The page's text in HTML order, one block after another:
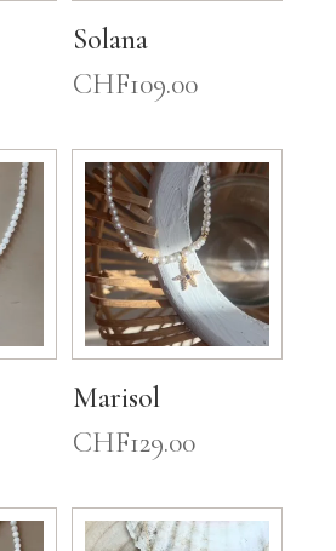
Solana
CHF109.00
Marisol
CHF129.00